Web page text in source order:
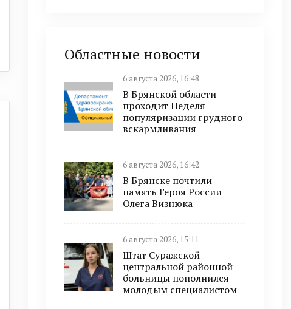
Областные новости
6 августа 2026, 16:48
В Брянской области
проходит Неделя
популяризации грудного
вскармливания
6 августа 2026, 16:42
В Брянске почтили
память Героя России
Олега Визнюка
6 августа 2026, 15:11
Штат Суражской
центральной районной
больницы пополнился
молодым специалистом